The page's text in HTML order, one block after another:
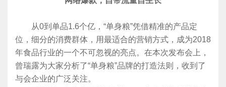
从0到单品1.6个亿，“单身粮”凭借精准的产品定
位，细分的消费群体，用最适合的营销方式，成为2018
年食品行业的一个不可忽视的亮点。在本次发布会上，
曾瑞露为大家分析了“单身粮”品牌的打造法则，收到了
与会企业的广泛关注。